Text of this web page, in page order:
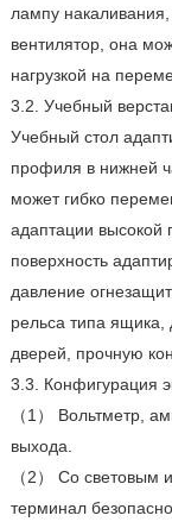
лампу
вентилятор, она
нагрузкой на
3.2. Учебный
Учебный стол
профиля в нижней
может гибко
адаптации высокой
поверхность
давление
рельса типа
дверей, прочную
3.3. Конфигурация
（1） Вольтметр,
выхода.
（2） Со световым
терминал